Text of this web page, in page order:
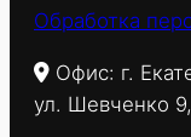
Обработка
Офис: г.
ул. Шевченко